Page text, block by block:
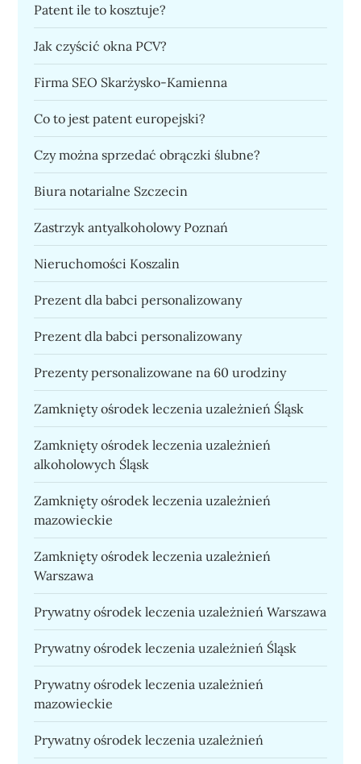
Patent ile to kosztuje?
Jak czyścić okna PCV?
Firma SEO Skarżysko-Kamienna
Co to jest patent europejski?
Czy można sprzedać obrączki ślubne?
Biura notarialne Szczecin
Zastrzyk antyalkoholowy Poznań
Nieruchomości Koszalin
Prezent dla babci personalizowany
Prezent dla babci personalizowany
Prezenty personalizowane na 60 urodziny
Zamknięty ośrodek leczenia uzależnień Śląsk
Zamknięty ośrodek leczenia uzależnień
alkoholowych Śląsk
Zamknięty ośrodek leczenia uzależnień
mazowieckie
Zamknięty ośrodek leczenia uzależnień
Warszawa
Prywatny ośrodek leczenia uzależnień Warszawa
Prywatny ośrodek leczenia uzależnień Śląsk
Prywatny ośrodek leczenia uzależnień
mazowieckie
Prywatny ośrodek leczenia uzależnień